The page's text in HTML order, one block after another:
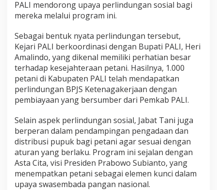
PALI mendorong upaya perlindungan sosial bagi
mereka melalui program ini.
Sebagai bentuk nyata perlindungan tersebut,
Kejari PALI berkoordinasi dengan Bupati PALI, Heri
Amalindo, yang dikenal memiliki perhatian besar
terhadap kesejahteraan petani. Hasilnya, 1.000
petani di Kabupaten PALI telah mendapatkan
perlindungan BPJS Ketenagakerjaan dengan
pembiayaan yang bersumber dari Pemkab PALI.
Selain aspek perlindungan sosial, Jabat Tani juga
berperan dalam pendampingan pengadaan dan
distribusi pupuk bagi petani agar sesuai dengan
aturan yang berlaku. Program ini sejalan dengan
Asta Cita, visi Presiden Prabowo Subianto, yang
menempatkan petani sebagai elemen kunci dalam
upaya swasembada pangan nasional.